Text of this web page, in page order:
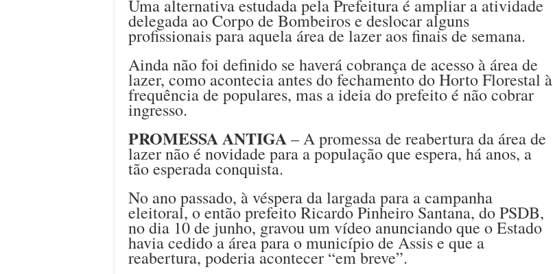
Uma alternativa estudada pela Prefeitura é ampliar a atividade
delegada ao Corpo de Bombeiros e deslocar alguns
profissionais para aquela área de lazer aos finais de semana.
Ainda não foi definido se haverá cobrança de acesso à área de
lazer, como acontecia antes do fechamento do Horto Florestal à
frequência de populares, mas a ideia do prefeito é não cobrar
ingresso.
PROMESSA ANTIGA– A promessa de reabertura da área de
lazer não é novidade para a população que espera, há anos, a
tão esperada conquista.
No ano passado, à véspera da largada para a campanha
eleitoral, o então prefeito Ricardo Pinheiro Santana, do PSDB,
no dia 10 de junho, gravou um vídeo anunciando que o Estado
havia cedido a área para o município de Assis e que a
reabertura, poderia acontecer “em breve”.